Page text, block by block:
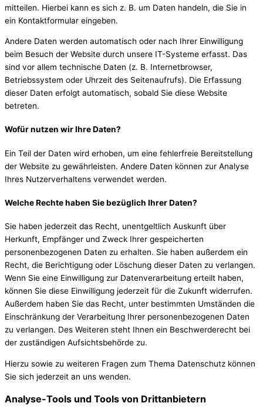
mitteilen. Hierbei kann es sich z. B. um Daten handeln, die Sie in
ein Kontaktformular eingeben.
Andere Daten werden automatisch oder nach Ihrer Einwilligung
beim Besuch der Website durch unsere IT-Systeme erfasst. Das
sind vor allem technische Daten (z. B. Internetbrowser,
Betriebssystem oder Uhrzeit des Seitenaufrufs). Die Erfassung
dieser Daten erfolgt automatisch, sobald Sie diese Website
betreten.
Wofür nutzen wir Ihre Daten?
Ein Teil der Daten wird erhoben, um eine fehlerfreie Bereitstellung
der Website zu gewährleisten. Andere Daten können zur Analyse
Ihres Nutzerverhaltens verwendet werden.
Welche Rechte haben Sie bezüglich Ihrer Daten?
Sie haben jederzeit das Recht, unentgeltlich Auskunft über
Herkunft, Empfänger und Zweck Ihrer gespeicherten
personenbezogenen Daten zu erhalten. Sie haben außerdem ein
Recht, die Berichtigung oder Löschung dieser Daten zu verlangen.
Wenn Sie eine Einwilligung zur Datenverarbeitung erteilt haben,
können Sie diese Einwilligung jederzeit für die Zukunft widerrufen.
Außerdem haben Sie das Recht, unter bestimmten Umständen die
Einschränkung der Verarbeitung Ihrer personenbezogenen Daten
zu verlangen. Des Weiteren steht Ihnen ein Beschwerderecht bei
der zuständigen Aufsichtsbehörde zu.
Hierzu sowie zu weiteren Fragen zum Thema Datenschutz können
Sie sich jederzeit an uns wenden.
Analyse-Tools und Tools von Dritt­anbietern